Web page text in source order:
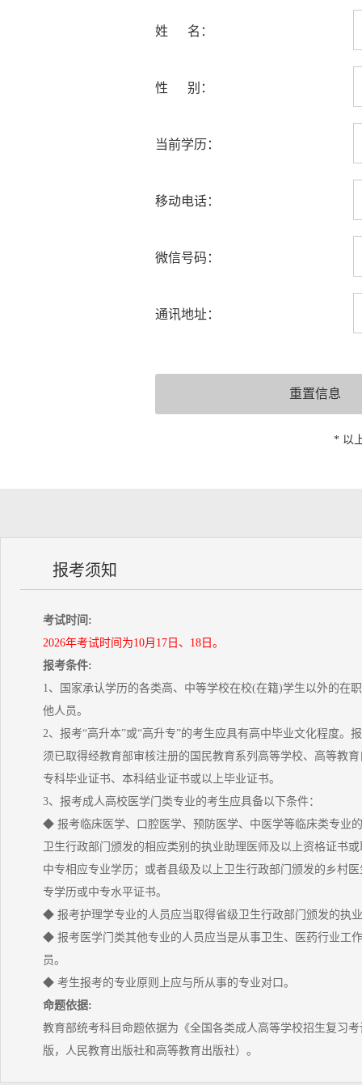
姓 名：
性 别：
当前学历：
移动电话：
微信号码：
通讯地址：
* 以
报考须知
考试时间:
2026年考试时间为10月17日、18日。
报考条件:
1、国家承认学历的各类高、中等学校在校(在籍)学生以外的在
他人员。
2、报考“高升本”或“高升专”的考生应具有高中毕业文化程度。
须已取得经教育部审核注册的国民教育系列高等学校、高等教
专科毕业证书、本科结业证书或以上毕业证书。
3、报考成人高校医学门类专业的考生应具备以下条件：
◆ 报考临床医学、口腔医学、预防医学、中医学等临床类专业
卫生行政部门颁发的相应类别的执业助理医师及以上资格证书
中专相应专业学历；或者县级及以上卫生行政部门颁发的乡村
专学历或中专水平证书。
◆ 报考护理学专业的人员应当取得省级卫生行政部门颁发的执
◆ 报考医学门类其他专业的人员应当是从事卫生、医药行业工
员。
◆ 考生报考的专业原则上应与所从事的专业对口。
命题依据:
教育部统考科目命题依据为《全国各类成人高等学校招生复习考
版，人民教育出版社和高等教育出版社）。